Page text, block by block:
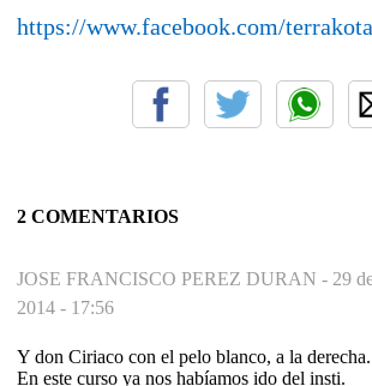
https://www.facebook.com/
2 COMENTARIOS
JOSE FRANCISCO PEREZ DURAN - 29
2014 - 17:56
Y don Ciriaco con el pelo blanco, a la derecha.
En este curso ya nos habíamos ido del insti.